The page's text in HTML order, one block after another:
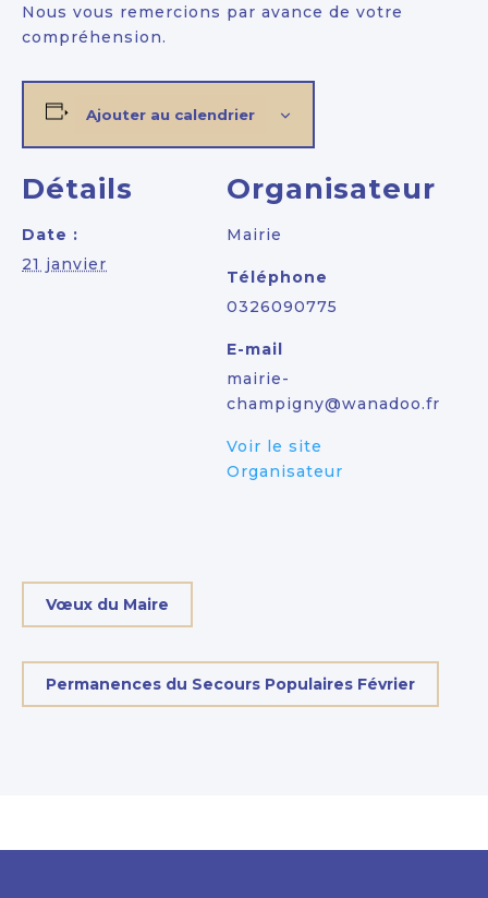
Nous vous remercions par avance de votre
compréhension.
Ajouter au calendrier
Détails
Date :
21 janvier
Organisateur
Mairie
Téléphone
0326090775
E-mail
mairie-
champigny@wanadoo.fr
Voir le site
Organisateur
Vœux du Maire
Permanences du Secours Populaires Février